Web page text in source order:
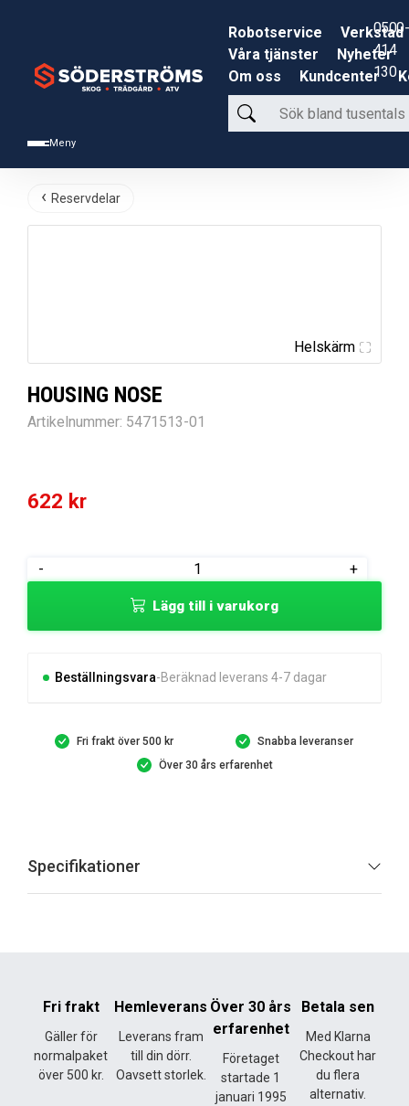
Meny
Robotservice
Verkstad
Våra tjänster
Nyheter
Om oss
Kundcenter
Sök
bland
produkter
0500-
414
130
Reservdelar
Helskärm
HOUSING NOSE
Artikelnummer: 5471513-01
622 kr
-
HOUSING
+
Lägg till i varukorg
Beställningsvara Beräknad leverans 4-7 dagar
Fri frakt över 500 kr
Snabba leveranser
Över 30 års erfarenhet
Specifikationer
Fri frakt
Gäller för
normalpaket
över 500 kr.
Hemleverans
Leverans fram
till din dörr.
Oavsett storlek.
Över 30 års
erfarenhet
Företaget
startade 1
januari 1995
Betala sen
Med Klarna
Checkout har
du flera
alternativ.